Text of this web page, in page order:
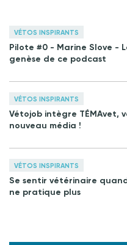
VÉTOS INSPIRANTS
Pilote #0 - Marine Slove -
genèse de ce podcast
VÉTOS INSPIRANTS
Vétojob intègre TÉMAvet,
nouveau média !
VÉTOS INSPIRANTS
Se sentir vétérinaire
ne pratique plus